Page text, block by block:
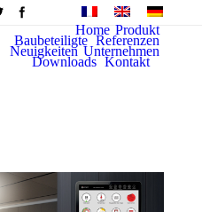
Home Produkt
Baubeteiligte Referenzen
Neuigkeiten Unternehmen
Downloads Kontakt